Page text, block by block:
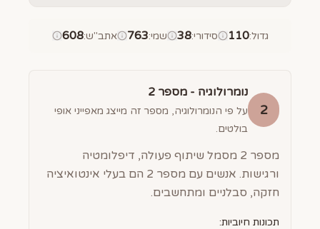
גדול:
110 סידורי:
38 שמי:
763 אתב"ש:
608
2
נומרולוגיה - מספר 2
על פי הנומרולוגיה, מספר זה מייצג מאפייני אופי
בולטים.
מספר 2 מסמל שיתוף פעולה, דיפלומטיה
ורגישות. אנשים עם מספר 2 הם בעלי אינטואיציה
חזקה, סבלניים ומתחשבים.
תכונות חיוביות: